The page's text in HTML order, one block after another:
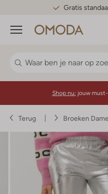
Gratis
Menu
Shop nu: jouw
Terug Broeken